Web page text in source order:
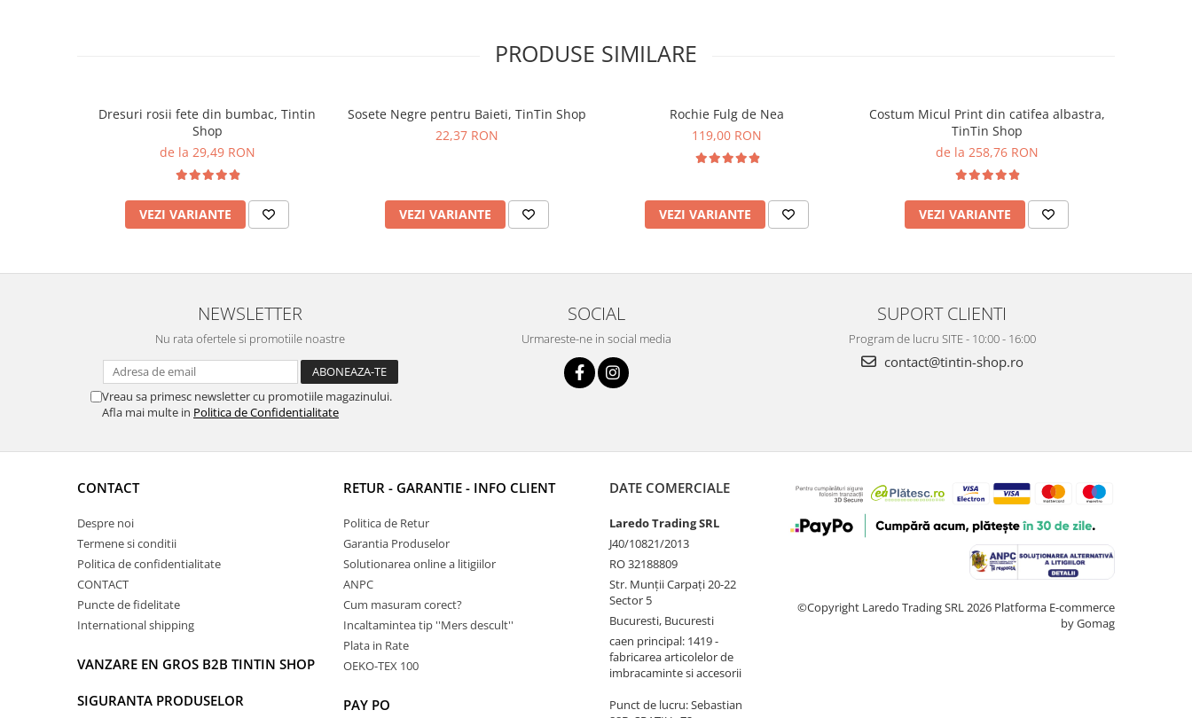
PRODUSE SIMILARE
Dresuri rosii fete din bumbac, Tintin
Shop
de la 29,49 RON
VEZI VARIANTE
Sosete Negre pentru Baieti, TinTin Shop
22,37 RON
VEZI VARIANTE
Rochie Fulg de Nea
119,00 RON
VEZI VARIANTE
Costum Micul Print din catifea albastra,
TinTin Shop
de la 258,76 RON
VEZI VARIANTE
NEWSLETTER
Nu rata ofertele si promotiile noastre
Vreau sa primesc newsletter cu promotiile magazinului.
Afla mai multe in Politica de Confidentialitate
SOCIAL
Urmareste-ne in social media
SUPORT CLIENTI
Program de lucru SITE - 10:00 - 16:00
contact@tintin-shop.ro
CONTACT
Despre noi
Termene si conditii
Politica de confidentialitate
CONTACT
Puncte de fidelitate
International shipping
VANZARE EN GROS B2B TINTIN SHOP
SIGURANTA PRODUSELOR
RETUR - GARANTIE - INFO CLIENT
Politica de Retur
Garantia Produselor
Solutionarea online a litigiilor
ANPC
Cum masuram corect?
Incaltamintea tip ''Mers descult''
Plata in Rate
OEKO-TEX 100
PAY PO
DATE COMERCIALE
Laredo Trading SRL
J40/10821/2013
RO 32188809
Str. Munții Carpați 20-22
Sector 5
Bucuresti, Bucuresti
caen principal: 1419 -
fabricarea articolelor de
imbracaminte si accesorii
Punct de lucru: Sebastian
©Copyright Laredo Trading SRL 2026 Platforma E-commerce
by Gomag